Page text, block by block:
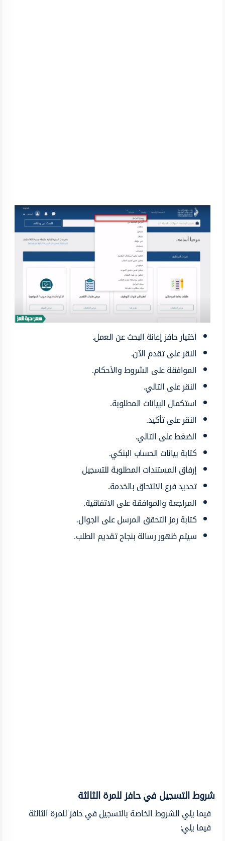
اختيار حافز إعانة البحث عن العمل.
النقر على تقدم الآن.
الموافقة على الشروط والأحكام.
النقر على التالي.
استكمال البيانات المطلوبة.
النقر على تأكيد.
الضغط على التالي.
كتابة بيانات الحساب البنكي.
إرفاق المستندات المطلوبة للتسجيل
تحديد فرع الالتحاق بالخدمة.
المراجعة والموافقة على الاتفاقية.
كتابة رمز التحقق المرسل على الجوال.
سيتم ظهور رسالة بنجاح تقديم الطلب.
شروط التسجيل في حافز للمرة الثالثة
فيما يلي الشروط الخاصة بالتسجيل في حافز للمرة الثالثة
فيما يلي: